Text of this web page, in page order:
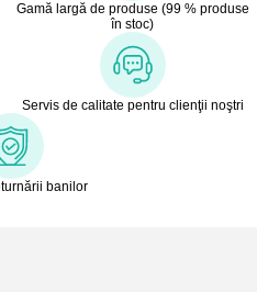
Gamă largă de produse (99 % produse
în stoc)
Servis de calitate pentru clienţii noştri
banilor